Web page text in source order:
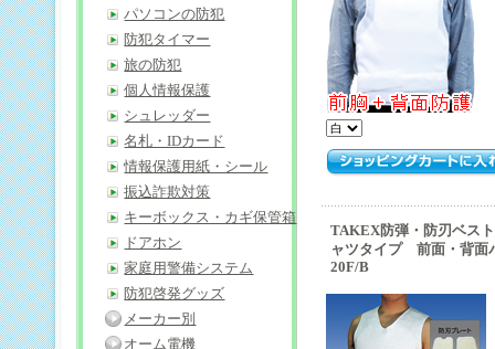
TAKEX防弾・防刃ベ
ャツタイプ 前面・背面
20F/B
パソコンの防犯
防犯タイマー
旅の防犯
個人情報保護
シュレッダー
名札・IDカード
情報保護用紙・シール
振込詐欺対策
キーボックス・カギ保管箱
ドアホン
家庭用警備システム
防犯啓発グッズ
メーカー別
オーム電機